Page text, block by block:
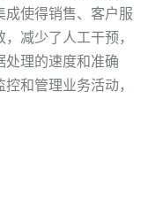
使得销售、客户服
减少了人工干预，
处理的速度和准确
和管理业务活动，